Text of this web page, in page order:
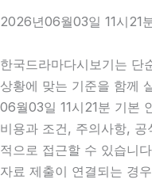
2026년06월03일 11시21
한국드라마다시보기는 단
상황에 맞는 기준을 함께
06월03일 11시21분 기본
비용과 조건, 주의사항,
적으로 접근할 수 있습니
자료 제출이 연결되는 경